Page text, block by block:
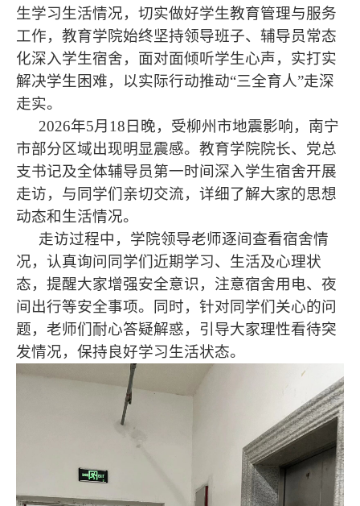
生学习生活情况，切实做好学生教育管理与服务
工作，教育学院始终坚持领导班子、辅导员常态
化深入学生宿舍，面对面倾听学生心声，实打实
解决学生困难，以实际行动推动“三全育人”走深
走实。
2026年5月18日晚，受柳州市地震影响，南宁
市部分区域出现明显震感。教育学院院长、党总
支书记及全体辅导员第一时间深入学生宿舍开展
走访，与同学们亲切交流，详细了解大家的思想
动态和生活情况。
走访过程中，学院领导老师逐间查看宿舍情
况，认真询问同学们近期学习、生活及心理状
态，提醒大家增强安全意识，注意宿舍用电、夜
间出行等安全事项。同时，针对同学们关心的问
题，老师们耐心答疑解惑，引导大家理性看待突
发情况，保持良好学习生活状态。